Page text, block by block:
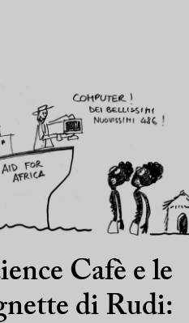
Cafè e le
di Rudi: